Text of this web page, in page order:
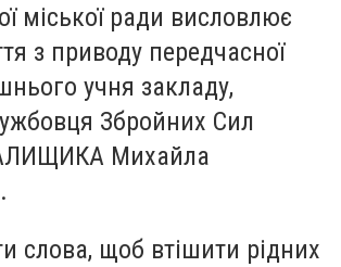
міської ради висловлює
з приводу передчасної
учня закладу,
Збройних Сил
Михайла
слова, щоб втішити рідних